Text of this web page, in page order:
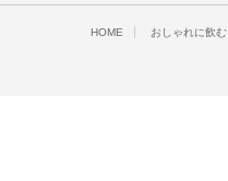
HOME おしゃれに飲む